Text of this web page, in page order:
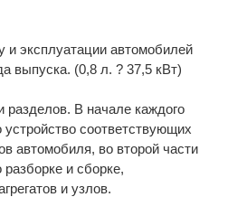
и эксплуатации автомобилей
выпуска. (0,8 л. ? 37,5 кВт)
разделов. В начале каждого
устройство соответствующих
автомобиля, во второй части
разборке и сборке,
и узлов.